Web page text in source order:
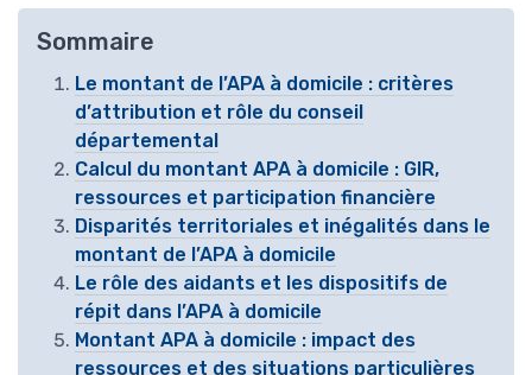
Sommaire
Le montant de l’APA à domicile : critères
d’attribution et rôle du conseil
départemental
Calcul du montant APA à domicile : GIR,
ressources et participation financière
Disparités territoriales et inégalités dans le
montant de l’APA à domicile
Le rôle des aidants et les dispositifs de
répit dans l’APA à domicile
Montant APA à domicile : impact des
ressources et des situations particulières